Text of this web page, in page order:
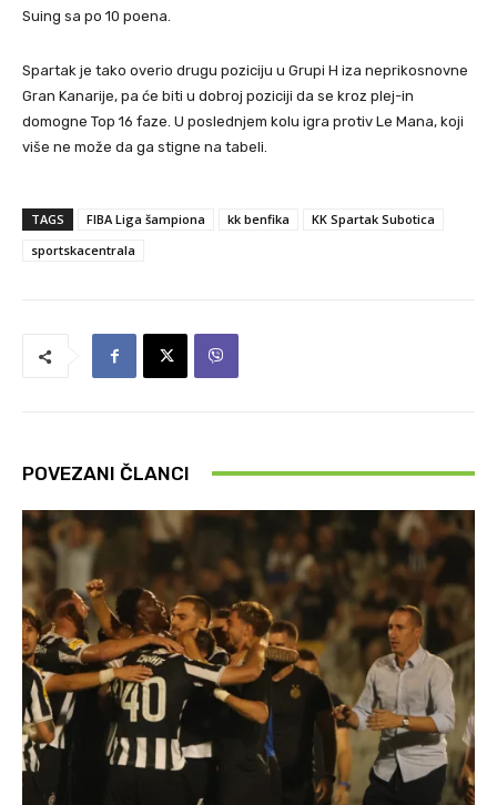
Suing sa po 10 poena.
Spartak je tako overio drugu poziciju u Grupi H iza neprikosnovne
Gran Kanarije, pa će biti u dobroj poziciji da se kroz plej-in
domogne Top 16 faze. U poslednjem kolu igra protiv Le Mana, koji
više ne može da ga stigne na tabeli.
TAGS FIBA Liga šampiona kk benfika
KK Spartak Subotica
sportskacentrala
POVEZANI ČLANCI